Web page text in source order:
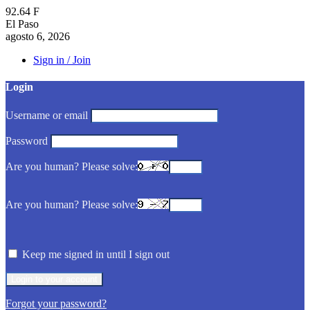
92.64 F
El Paso
agosto 6, 2026
Sign in / Join
Login
Username or email
Password
Are you human? Please solve:
Are you human? Please solve:
Keep me signed in until I sign out
Forgot your password?